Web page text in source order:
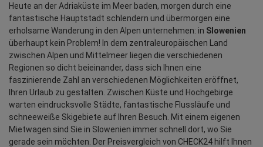
Heute an der Adriaküste im Meer baden, morgen durch eine
fantastische Hauptstadt schlendern und übermorgen eine
erholsame Wanderung in den Alpen unternehmen: in Slowenien
überhaupt kein Problem! In dem zentraleuropäischen Land
zwischen Alpen und Mittelmeer liegen die verschiedenen
Regionen so dicht beieinander, dass sich Ihnen eine
faszinierende Zahl an verschiedenen Möglichkeiten eröffnet,
Ihren Urlaub zu gestalten. Zwischen Küste und Hochgebirge
warten eindrucksvolle Städte, fantastische Flussläufe und
schneeweiße Skigebiete auf Ihren Besuch. Mit einem eigenen
Mietwagen sind Sie in Slowenien immer schnell dort, wo Sie
gerade sein möchten. Der Preisvergleich von CHECK24 hilft Ihnen